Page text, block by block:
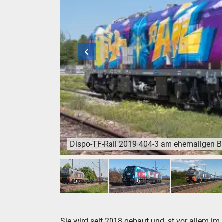
Dispo-TF-Rail 2019 404-3 am ehemaligen
Dispo-TF-Rail 2019 404-3 am ehemaligen
5 6 7